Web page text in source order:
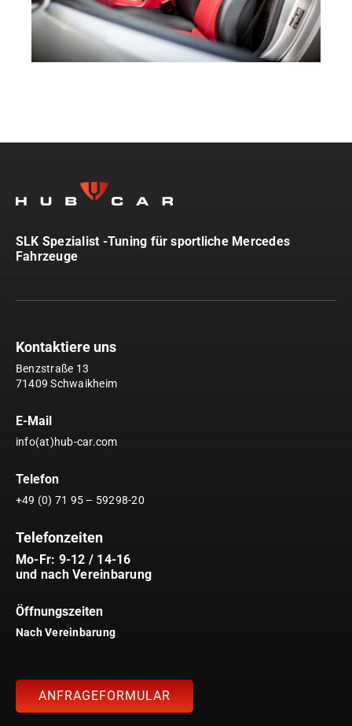
SLK Spezialist -Tuning für sportliche Mercedes
Fahrzeuge
Kontaktiere uns
Benzstraße 13
71409 Schwaikheim
E-Mail
info(at)hub-car.com
Telefon
+49 (0) 71 95 – 59298-20
Telefonzeiten
Mo-Fr: 9-12 / 14-16
und nach Vereinbarung
Öffnungszeiten
Nach Vereinbarung
ANFRAGEFORMULAR